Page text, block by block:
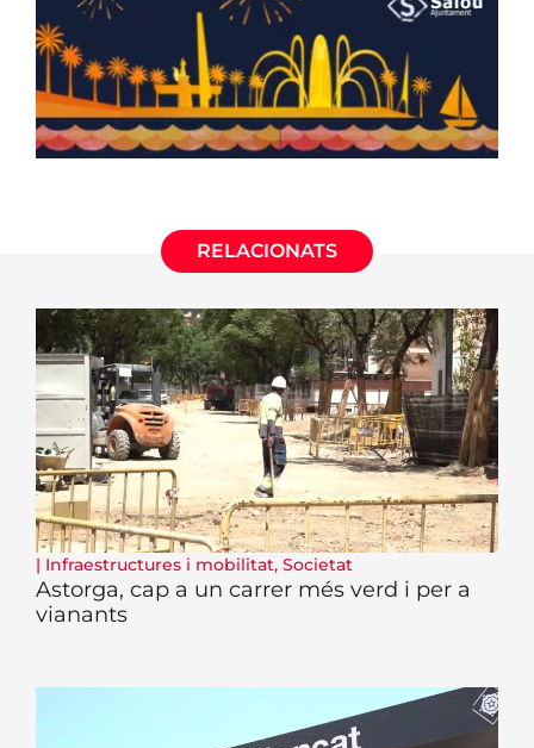
RELACIONATS
| Infraestructures i mobilitat, Societat
Astorga, cap a un carrer més verd i per a
vianants